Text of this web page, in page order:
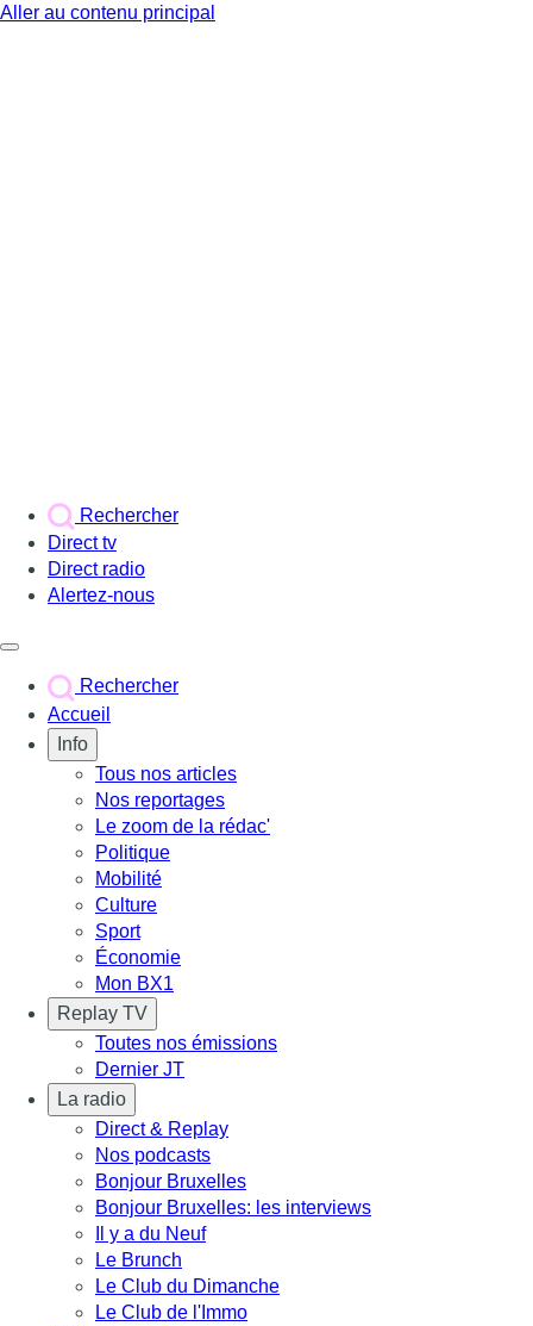
Aller au contenu principal
Rechercher
Direct tv
Direct radio
Alertez-nous
Rechercher
Accueil
Info
Tous nos articles
Nos reportages
Le zoom de la rédac'
Politique
Mobilité
Culture
Sport
Économie
Mon BX1
Replay TV
Toutes nos émissions
Dernier JT
La radio
Direct & Replay
Nos podcasts
Bonjour Bruxelles
Bonjour Bruxelles: les interviews
Il y a du Neuf
Le Brunch
Le Club du Dimanche
Le Club de l'Immo